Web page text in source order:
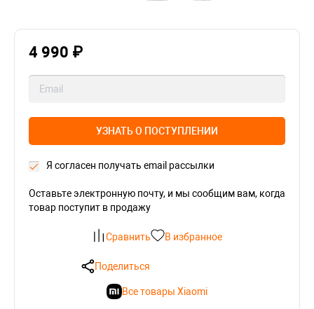
4 990 ₽
УЗНАТЬ О ПОСТУПЛЕНИИ
Я согласен получать email рассылки
Оставьте электронную почту, и мы сообщим вам, когда
товар поступит в продажу
Сравнить В избранное
Поделиться
Все товары Xiaomi